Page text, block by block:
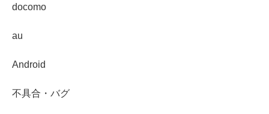
docomo
au
Android
不具合・バグ